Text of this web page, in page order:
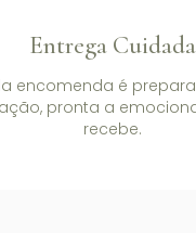
Entrega Cuidada
encomenda é
pronta a
recebe.